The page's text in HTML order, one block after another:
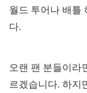
월드 투어나 배틀
다.
오랜 팬 분들이라
르겠습니다. 하지